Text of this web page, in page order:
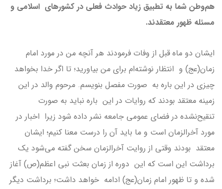
هم‌وطن شما به تطبیق زیاد حوادث فعلی در کشورهای اسلامی و
مسئله ظهور معتقدند.
ایشان دو ماه قبل از وفات فرمودند هر آنچه من در مورد امام
زمان(عج) و انتظار نوشته‌ام برای من بیاورید؛ تا اگر خدا بخواهد
چيزى در اين باره به صورت مفصل بنويسم. مرحوم والد در این
زمینه معتقد بودند که روایات در این باره نباید به صورت
تنقیح‌نشده در فضای عمومی جامعه نشر داده شود زیرا اخبار در
مورد آخرالزمان است و ما باید آن را درست معنا کنیم؛ ایشان
معتقد بودند وقتی از روایت آخرالزمان سخن گفته می‌شود یک
برداشت این است که این دوره از زمان بعثت نبی اعظم(ص) آغاز
شده و تا ظهور امام زمان(عج) ادامه خواهد داشت؛ برداشت دیگر